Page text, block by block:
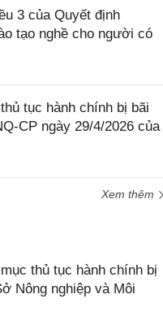
3 của Quyết định
tạo nghề cho người có
tục hành chính bị bãi
CP ngày 29/4/2026 của
Xem thêm
thủ tục hành chính bị
Nông nghiệp và Môi